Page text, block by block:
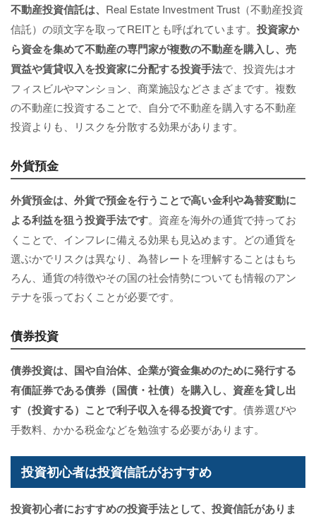
不動産投資信託は、 Real Estate Investment Trust（不動産投資
信託）の頭文字を取ってREITとも呼ばれています。 投資家か
ら資金を集めて不動産の専門家が複数の不動産を購入し、売
買益や賃貸収入を投資家に分配する投資手法で、投資先はオ
フィスビルやマンション、商業施設などさまざまです。複数
の不動産に投資することで、自分で不動産を購入する不動産
投資よりも、リスクを分散する効果があります。
外貨預金
外貨預金は、外貨で預金を行うことで高い金利や為替変動に
よる利益を狙う投資手法です。資産を海外の通貨で持ってお
くことで、インフレに備える効果も見込めます。どの通貨を
選ぶかでリスクは異なり、為替レートを理解することはもち
ろん、通貨の特徴やその国の社会情勢についても情報のアン
テナを張っておくことが必要です。
債券投資
債券投資は、国や自治体、企業が資金集めのために発行する
有価証券である債券（国債・社債）を購入し、資産を貸し出
す（投資する）ことで利子収入を得る投資です。債券選びや
手数料、かかる税金などを勉強する必要があります。
投資初心者は投資信託がおすすめ
投資初心者におすすめの投資手法として、 投資信託がありま